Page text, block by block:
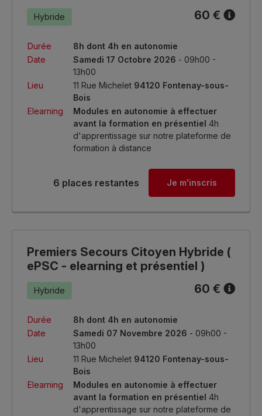
Hybride 60 €
Durée
8h dont 4h en autonomie
Date
Samedi 17 Octobre 2026 - 09h00 -
13h00
Lieu
11 Rue Michelet 94120 Fontenay-sous-
Bois
Elearning
Modules en autonomie à effectuer
avant la formation en présentiel 4h
d'apprentissage sur notre plateforme de
formation à distance
6 places restantes Je m'inscris
Premiers Secours Citoyen Hybride (
ePSC - elearning et présentiel )
Hybride 60 €
Durée
8h dont 4h en autonomie
Date
Samedi 07 Novembre 2026 - 09h00 -
13h00
Lieu
11 Rue Michelet 94120 Fontenay-sous-
Bois
Elearning
Modules en autonomie à effectuer
avant la formation en présentiel 4h
d'apprentissage sur notre plateforme de